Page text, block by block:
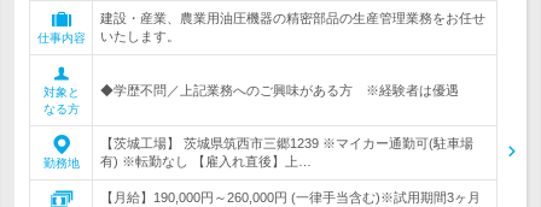
仕事内容
建設・産業、農業用油圧機器の精密部品の生産管理業務をお任せ
いたします。
対象と
なる方
◆学歴不問／上記業務へのご興味がある方 ※経験者は優遇
勤務地
【茨城工場】 茨城県筑西市三郷1239 ※マイカー通勤可(駐車場
有) ※転勤なし 【雇入れ直後】上…
【月給】190,000円～260,000円 (一律手当含む)※試用期間3ヶ月